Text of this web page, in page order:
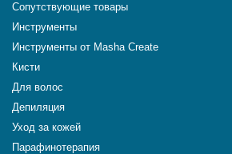
Сопутствующие товары
Инструменты
Инструменты от Masha Create
Кисти
Для волос
Депиляция
Уход за кожей
Парафинотерапия